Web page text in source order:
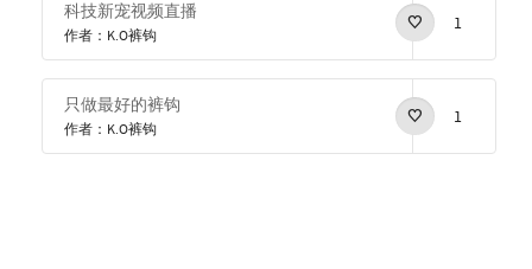
科技新宠视频直播
作者：K.O裤钩
1
只做最好的裤钩
作者：K.O裤钩
1